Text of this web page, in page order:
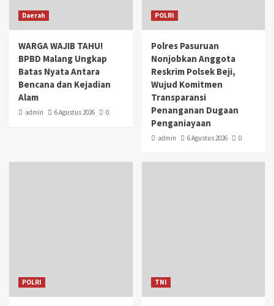
Daerah
WARGA WAJIB TAHU!
BPBD Malang Ungkap
Batas Nyata Antara
Bencana dan Kejadian
Alam
admin 6 Agustus 2026 0
POLRI
Polres Pasuruan
Nonjobkan Anggota
Reskrim Polsek Beji,
Wujud Komitmen
Transparansi
Penanganan Dugaan
Penganiayaan
admin 6 Agustus 2026 0
POLRI TNI